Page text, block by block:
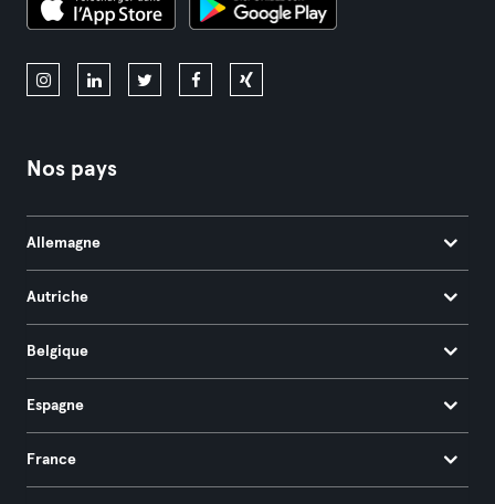
Nos pays
Allemagne
Autriche
Belgique
Espagne
France